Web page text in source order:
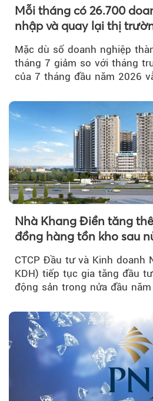
Mỗi tháng có 26.700
nhập và quay lại thị
Mặc dù số doanh nghiệp
tháng 7 giảm so với tháng
của 7 tháng đầu năm 2026
Nhà Khang Điền tăng
đồng hàng tồn kho sau
CTCP Đầu tư và Kinh doanh
KDH) tiếp tục gia tăng đầu
động sản trong nửa đầu năm